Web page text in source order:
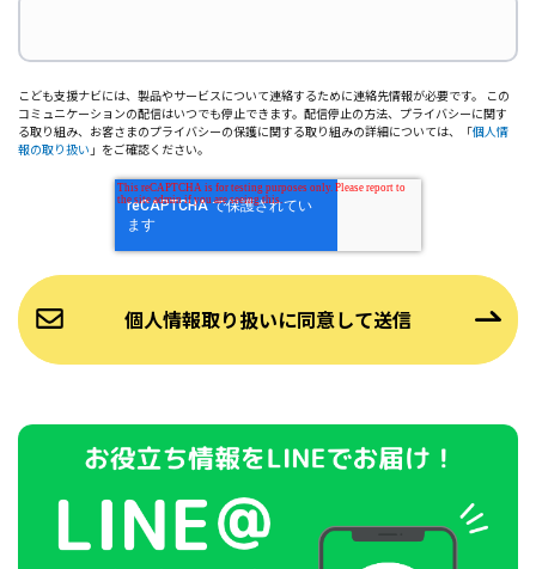
こども支援ナビには、製品やサービスについて連絡するために連絡先情報が必要です。 この
コミュニケーションの配信はいつでも停止できます。配信停止の方法、プライバシーに関す
る取り組み、お客さまのプライバシーの保護に関する取り組みの詳細については、「個人情
報の取り扱い 」をご確認ください。